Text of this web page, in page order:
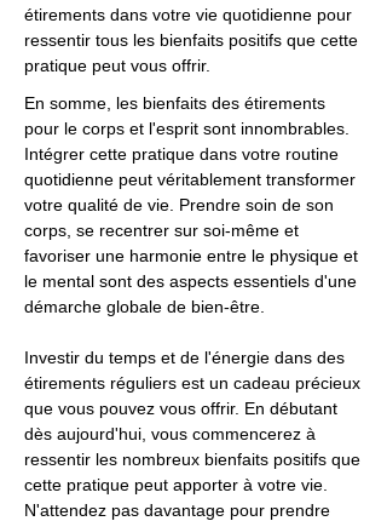
étirements dans votre vie quotidienne pour
ressentir tous les bienfaits positifs que cette
pratique peut vous offrir.
En somme, les bienfaits des étirements
pour le corps et l'esprit sont innombrables.
Intégrer cette pratique dans votre routine
quotidienne peut véritablement transformer
votre qualité de vie. Prendre soin de son
corps, se recentrer sur soi-même et
favoriser une harmonie entre le physique et
le mental sont des aspects essentiels d'une
démarche globale de bien-être.
Investir du temps et de l'énergie dans des
étirements réguliers est un cadeau précieux
que vous pouvez vous offrir. En débutant
dès aujourd'hui, vous commencerez à
ressentir les nombreux bienfaits positifs que
cette pratique peut apporter à votre vie.
N'attendez pas davantage pour prendre